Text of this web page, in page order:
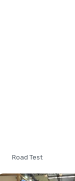
Road Test